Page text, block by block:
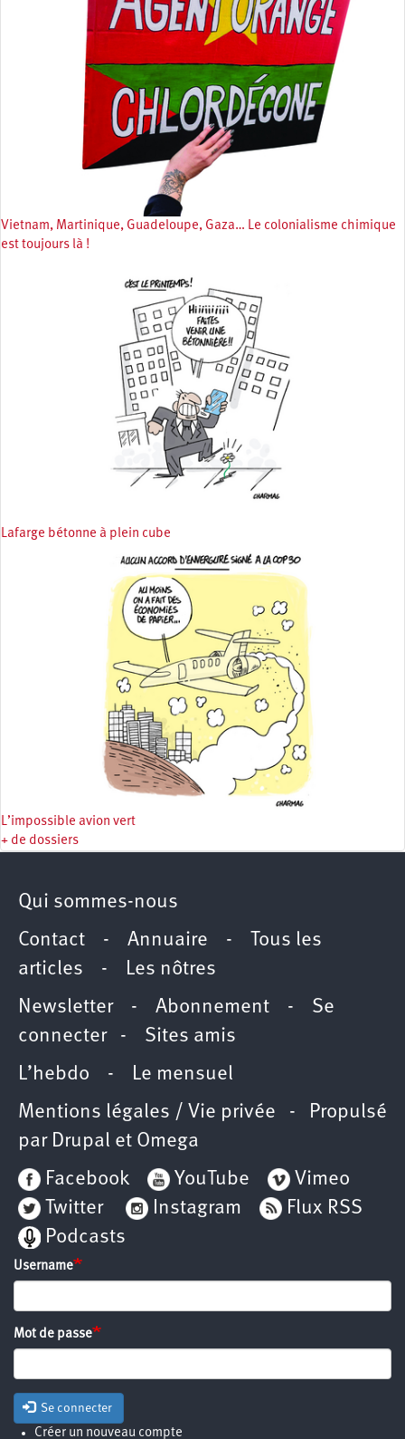
Vietnam, Martinique, Guadeloupe, Gaza… Le colonialisme chimique
est toujours là !
Lafarge bétonne à plein cube
L’impossible avion vert
+ de dossiers
Qui sommes-nous
Contact - Annuaire -
Tous les
articles - Les nôtres
Newsletter- Abonnement - Se
connecter- Sites amis
L’hebdo - Le mensuel
Mentions légales / Vie privée - Propulsé
par Drupal et Omega
Facebook
YouTube
Vimeo
Twitter
Instagram
Flux RSS
Podcasts
Username
Mot de passe
Se connecter
Créer un nouveau compte